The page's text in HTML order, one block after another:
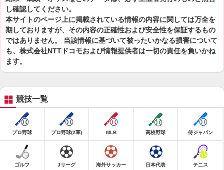
し確認してください。
本サイトのページ上に掲載されている情報の内容に関しては万全を
期しておりますが、その内容の正確性および安全性を保証するもの
ではありません。 当該情報に基づいて被ったいかなる損害について
も、株式会社NTTドコモおよび情報提供者は一切の責任を負いかね
ます。
競技一覧
プロ野球 プロ野球(2軍) MLB 高校野球 侍ジャパン
ゴルフ Jリーグ 海外サッカー 日本代表 テニス